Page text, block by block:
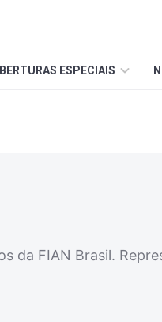
ESPECIAIS
da FIAN Brasil.